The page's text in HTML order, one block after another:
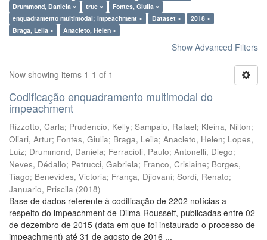
Drummond, Daniela ×
true ×
Fontes, Giulia ×
enquadramento multimodal; impeachment ×
Dataset ×
2018 ×
Braga, Leila ×
Anacleto, Helen ×
Show Advanced Filters
Now showing items 1-1 of 1
Codificação enquadramento multimodal do
impeachment
Rizzotto, Carla; Prudencio, Kelly; Sampaio, Rafael; Kleina, Nilton;
Oliari, Artur; Fontes, Giulia; Braga, Leila; Anacleto, Helen; Lopes,
Luiz; Drummond, Daniela; Ferracioli, Paulo; Antonelli, Diego;
Neves, Dédallo; Petrucci, Gabriela; Franco, Crislaine; Borges,
Tiago; Benevides, Victoria; França, Djiovani; Sordi, Renato;
Januario, Priscila (2018)
Base de dados referente à codificação de 2202 notícias a
respeito do impeachment de Dilma Rousseff, publicadas entre 02
de dezembro de 2015 (data em que foi instaurado o processo de
impeachment) até 31 de agosto de 2016 ...